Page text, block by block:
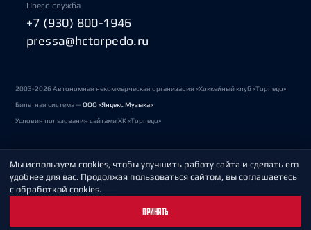
Пресс-служба
+7 (930) 800-1946
pressa@hctorpedo.ru
2003-2026 Автономная некоммерческая организация «Хоккейный клуб «Торпедо»
Билетная система —ООО «Яндекс Музыка»
Условия пользования сайтами ХК «Торпедо»
Политика обработки персональных данных
Пользовательское соглашение
Мы используем cookies, чтобы улучшить работу сайта и сделать его
удобнее для вас. Продолжая пользоваться сайтом, вы соглашаетесь
с обработкой cookies.
ПРИНЯТЬ